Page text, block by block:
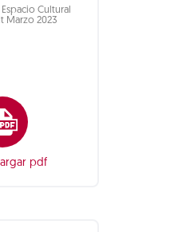
Espacio Cultural
Marzo 2023
pdf